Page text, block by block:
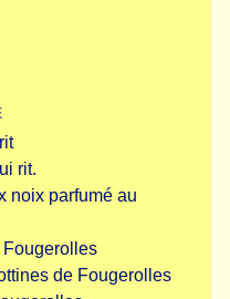
rit.
noix parfumé au
Fougerolles
de Fougerolles